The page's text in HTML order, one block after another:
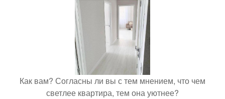
Как вам? Согласны ли вы с тем мнением, что чем
светлее квартира, тем она уютнее?